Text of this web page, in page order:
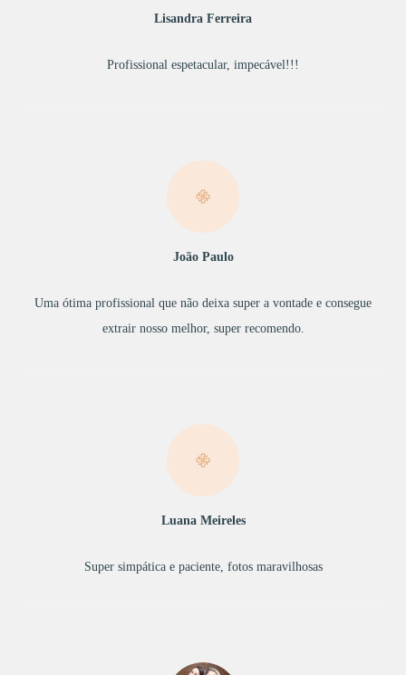
Profissional espetacular, impecável!!!
Lisandra Ferreira
Uma ótima profissional que não deixa super a vontade e consegue
extrair nosso melhor, super recomendo.
João Paulo
Super simpática e paciente, fotos maravilhosas
Luana Meireles